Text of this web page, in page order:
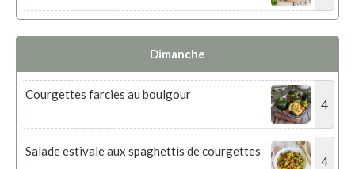
Dimanche
Courgettes farcies au boulgour
4
Salade estivale aux spaghettis de courgettes
4